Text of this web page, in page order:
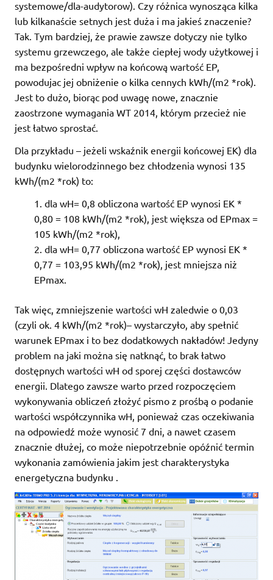
systemowe/dla-audytorow). Czy różnica wynosząca kilka
lub kilkanaście setnych jest duża i ma jakieś znaczenie?
Tak. Tym bardziej, że prawie zawsze dotyczy nie tylko
systemu grzewczego, ale także ciepłej wody użytkowej i
ma bezpośredni wpływ na końcową wartość EP,
powodujac jej obniżenie o kilka cennych kWh/(m2 *rok).
Jest to dużo, biorąc pod uwagę nowe, znacznie
zaostrzone wymagania WT 2014, którym przecież nie
jest łatwo sprostać.
Dla przykładu – jeżeli wskaźnik energii końcowej EK) dla
budynku wielorodzinnego bez chłodzenia wynosi 135
kWh/(m2 *rok) to:
dla wH= 0,8 obliczona wartość EP wynosi EK *
0,80 = 108 kWh/(m2 *rok), jest większa od EPmax =
105 kWh/(m2 *rok),
dla wH= 0,77 obliczona wartość EP wynosi EK *
0,77 = 103,95 kWh/(m2 *rok), jest mniejsza niż
EPmax.
Tak więc, zmniejszenie wartości wH zaledwie o 0,03
(czyli ok. 4 kWh/(m2 *rok)– wystarczyło, aby spełnić
warunek EPmax i to bez dodatkowych nakładów! Jedyny
problem na jaki można się natknąć, to brak łatwo
dostępnych wartości wH od sporej części dostawców
energii. Dlatego zawsze warto przed rozpoczęciem
wykonywania obliczeń złożyć pismo z prośbą o podanie
wartości współczynnika wH, ponieważ czas oczekiwania
na odpowiedź może wynosić 7 dni, a nawet czasem
znacznie dłużej, co może niepotrzebnie opóźnić termin
wykonania zamówienia jakim jest charakterystyka
energetyczna budynku .